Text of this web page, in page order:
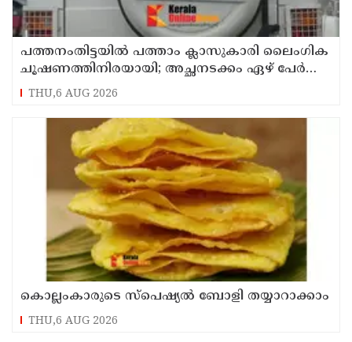
പത്തനംതിട്ടയിൽ പത്താം ക്ലാസുകാരി ലൈംഗിക
ചൂഷണത്തിനിരയായി; അച്ഛനടക്കം ഏഴ് പേർ
പീഡിപ്പിച്ചെന്ന് പരാതി
THU,6 AUG 2026
കൊല്ലംകാരുടെ സ്പെഷ്യൽ ബോളി തയ്യാറാക്കാം
THU,6 AUG 2026